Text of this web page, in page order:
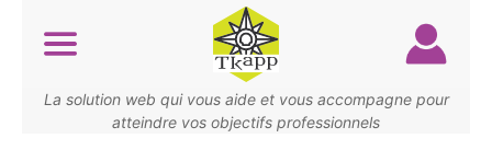
principalLa solution web qui vous aide et vous accompagne pour
atteindre vos objectifs professionnels